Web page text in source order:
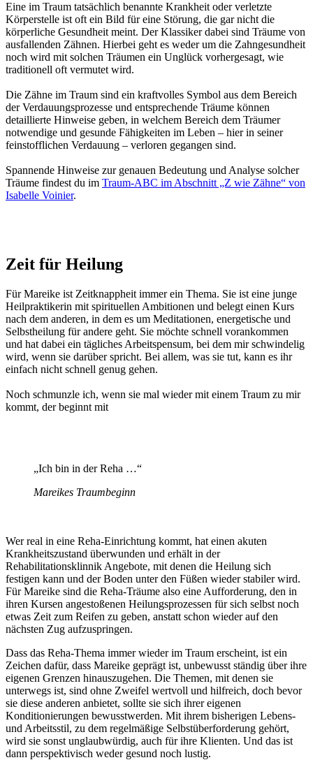
Eine im Traum tatsächlich benannte Krankheit oder verletzte
Körperstelle ist oft ein Bild für eine Störung, die gar nicht die
körperliche Gesundheit meint. Der Klassiker dabei sind Träume von
ausfallenden Zähnen. Hierbei geht es weder um die Zahngesundheit
noch wird mit solchen Träumen ein Unglück vorhergesagt, wie
traditionell oft vermutet wird.
Die Zähne im Traum sind ein kraftvolles Symbol aus dem Bereich
der Verdauungsprozesse und entsprechende Träume können
detaillierte Hinweise geben, in welchem Bereich dem Träumer
notwendige und gesunde Fähigkeiten im Leben – hier in seiner
feinstofflichen Verdauung – verloren gegangen sind.
Spannende Hinweise zur genauen Bedeutung und Analyse solcher
Träume findest du im Traum-ABC im Abschnitt „Z wie Zähne“ von
Isabelle Voinier.
Zeit für Heilung
Für Mareike ist Zeitknappheit immer ein Thema. Sie ist eine junge
Heilpraktikerin mit spirituellen Ambitionen und belegt einen Kurs
nach dem anderen, in dem es um Meditationen, energetische und
Selbstheilung für andere geht. Sie möchte schnell vorankommen
und hat dabei ein tägliches Arbeitspensum, bei dem mir schwindelig
wird, wenn sie darüber spricht. Bei allem, was sie tut, kann es ihr
einfach nicht schnell genug gehen.
Noch schmunzle ich, wenn sie mal wieder mit einem Traum zu mir
kommt, der beginnt mit
„Ich bin in der Reha …“
Mareikes Traumbeginn
Wer real in eine Reha-Einrichtung kommt, hat einen akuten
Krankheitszustand überwunden und erhält in der
Rehabilitationsklinnik Angebote, mit denen die Heilung sich
festigen kann und der Boden unter den Füßen wieder stabiler wird.
Für Mareike sind die Reha-Träume also eine Aufforderung, den in
ihren Kursen angestoßenen Heilungsprozessen für sich selbst noch
etwas Zeit zum Reifen zu geben, anstatt schon wieder auf den
nächsten Zug aufzuspringen.
Dass das Reha-Thema immer wieder im Traum erscheint, ist ein
Zeichen dafür, dass Mareike geprägt ist, unbewusst ständig über ihre
eigenen Grenzen hinauszugehen. Die Themen, mit denen sie
unterwegs ist, sind ohne Zweifel wertvoll und hilfreich, doch bevor
sie diese anderen anbietet, sollte sie sich ihrer eigenen
Konditionierungen bewusstwerden. Mit ihrem bisherigen Lebens-
und Arbeitsstil, zu dem regelmäßige Selbstüberforderung gehört,
wird sie sonst unglaubwürdig, auch für ihre Klienten. Und das ist
dann perspektivisch weder gesund noch lustig.